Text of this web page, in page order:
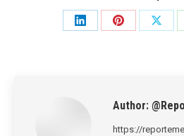
Share
Share
Share
Author:
https://